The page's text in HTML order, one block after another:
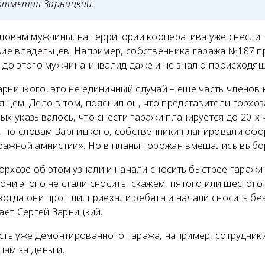
Зарницкий.
мужчины, на территории кооператива уже снесли
владельцев. Например, собственника гаража №187
этого мужчина-инвалид даже и не знал о
это не единичный случай – еще часть членов
Дело в том, пояснил он, что представители
указывалось, что снести гаражи планируется до 20-х
по словам Зарницкого, собственники планировали
амнистии». Но в планы горожан вмешались
об этом узнали и начали сносить быстрее
этого не стали сносить, скажем, пятого или
они прошли, приехали ребята и начали сносить
Сергей Зарницкий.
уже демонтированного гаража, например,
за деньги.